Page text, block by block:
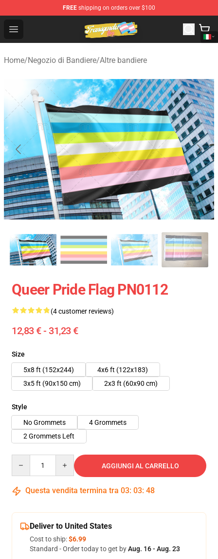
FREE shipping on orders over $100
Open menu
Transgender Flag Store - The Best Transgender Flag
Home/Negozio di Bandiere/Altre bandiere
Queer Pride Flag PN0112
(4 customer reviews)
12,83 € - 31,23 €
Size
5x8 ft (152x244)
4x6 ft (122x183)
3x5 ft (90x150 cm)
2x3 ft (60x90 cm)
Style
No Grommets
4 Grommets
2 Grommets Left
AGGIUNGI AL CARRELLO
Questa vendita termina tra 03: 03: 47
Deliver to United States
Cost to ship:$6.99
Standard - Order today to get byAug. 16 - Aug. 23